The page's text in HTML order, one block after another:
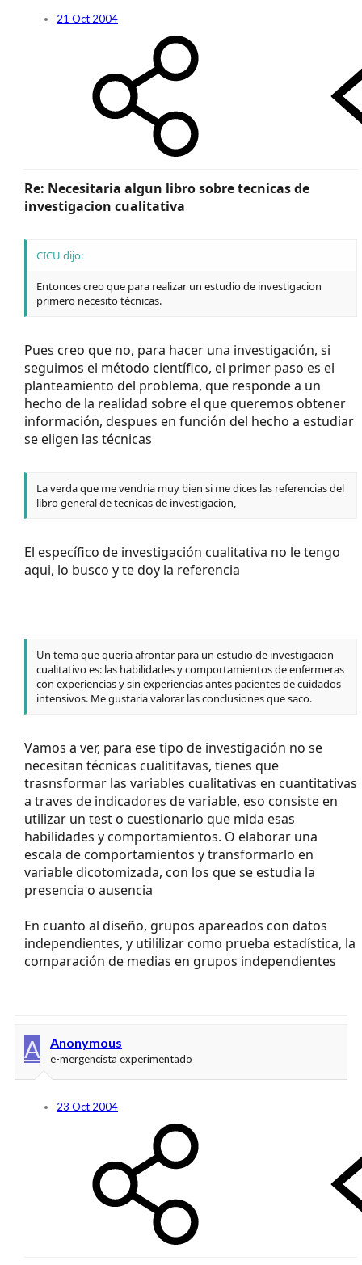
21 Oct 2004
Re: Necesitaria algun libro sobre tecnicas de
investigacion cualitativa
CICU dijo:
Entonces creo que para realizar un estudio de investigacion
primero necesito técnicas.
Pues creo que no, para hacer una investigación, si
seguimos el método científico, el primer paso es el
planteamiento del problema, que responde a un
hecho de la realidad sobre el que queremos obtener
información, despues en función del hecho a estudiar
se eligen las técnicas
La verda que me vendria muy bien si me dices las referencias del
libro general de tecnicas de investigacion,
El específico de investigación cualitativa no le tengo
aqui, lo busco y te doy la referencia
Un tema que quería afrontar para un estudio de investigacion
cualitativo es: las habilidades y comportamientos de enfermeras
con experiencias y sin experiencias antes pacientes de cuidados
intensivos. Me gustaria valorar las conclusiones que saco.
Vamos a ver, para ese tipo de investigación no se
necesitan técnicas cualititavas, tienes que
trasnsformar las variables cualitativas en cuantitativas
a traves de indicadores de variable, eso consiste en
utilizar un test o cuestionario que mida esas
habilidades y comportamientos. O elaborar una
escala de comportamientos y transformarlo en
variable dicotomizada, con los que se estudia la
presencia o ausencia
En cuanto al diseño, grupos apareados con datos
independientes, y utililizar como prueba estadística, la
comparación de medias en grupos independientes
A Anonymous
e-mergencista experimentado
23 Oct 2004